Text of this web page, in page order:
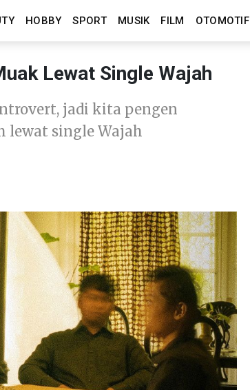
HOBBY SPORT MUSIK FILM OTOMOTIF
Lewat Single Wajah
jadi kita pengen
lewat single Wajah